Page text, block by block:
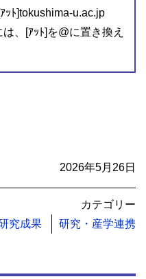
ﾄ]tokushima-u.ac.jp
、[ｱｯﾄ]を@に置き換え
2026年5月26日
カテゴリー
究成果 研究・産学連携